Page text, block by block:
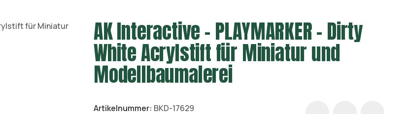
AK Interactive - PLAYMARKER - Dirty
White Acrylstift für Miniatur und
Modellbaumalerei
Artikelnummer: BKD-17629